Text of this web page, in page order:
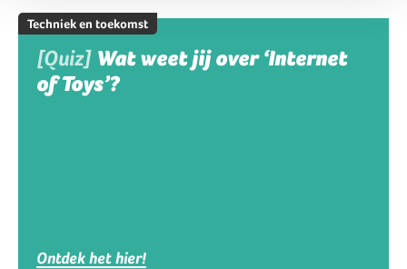
Techniek en toekomst
[Quiz] Wat weet jij over ‘Internet
of Toys’?
Ontdek het hier!